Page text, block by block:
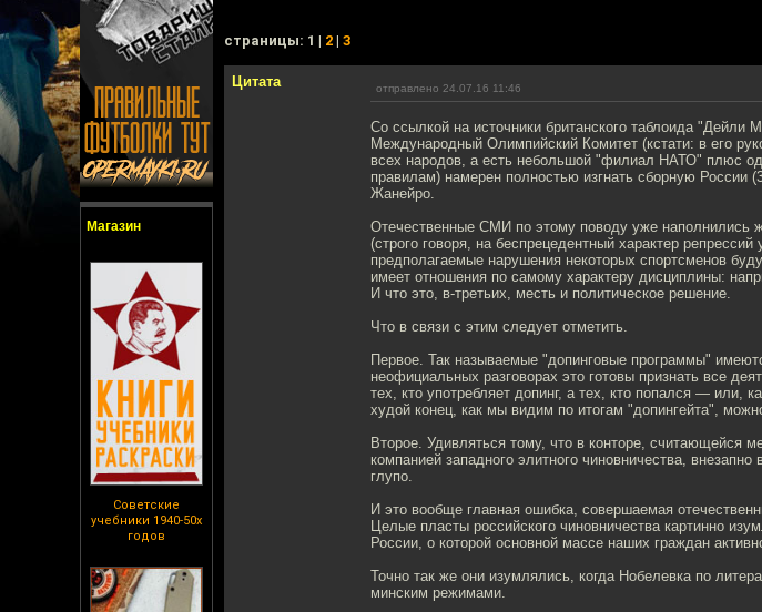
Магазин
Советские
учебники 1940-50х
годов
cтраницы: 1 | 2 | 3
Цитата отправлено 24.07.16 11:46
Со ссылкой на источники британского таблоида "Дейли
Международный Олимпийский Комитет (кстати: в его
всех народов, а есть небольшой "филиал НАТО" плюс
правилам) намерен полностью изгнать сборную России
Жанейро.
Отечественные СМИ по этому поводу уже наполнились
(строго говоря, на беспрецедентный характер
предполагаемые нарушения некоторых спортсменов
имеет отношения по самому характеру дисциплины:
И что это, в-третьих, месть и политическое решение.
Что в связи с этим следует отметить.
Первое. Так называемые "допинговые программы"
неофициальных разговорах это готовы признать все
тех, кто употребляет допинг, а тех, кто попался — или,
худой конец, как мы видим по итогам "допингейта",
Второе. Удивляться тому, что в конторе, считающейся
компанией западного элитного чиновничества,
глупо.
И это вообще главная ошибка, совершаемая
Целые пласты российского чиновничества картинно
России, о которой основной массе наших граждан
Точно так же они изумлялись, когда Нобелевка по
минским режимами.